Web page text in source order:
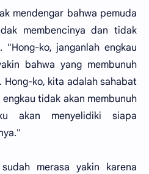
mendengar bahwa pemuda
membencinya dan tidak
"Hong-ko, janganlah engkau
bahwa yang membunuh
Hong-ko, kita adalah sahabat
tidak akan membunuh
akan menyelidiki siapa
merasa yakin karena